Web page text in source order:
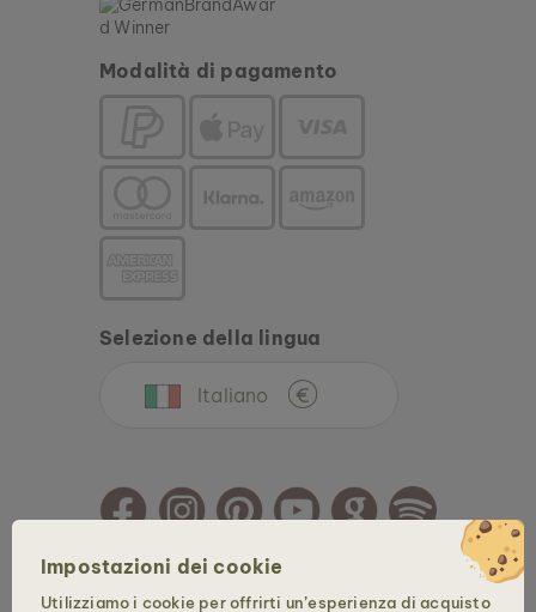
Impostazioni dei cookie
Utilizziamo i cookie per offrirti un’esperienza di acquisto
Modalità di pagamento
Selezione della lingua
Italiano €
Copyright © 2026 Holzkern - un marchio della Time for Nature GmbH. Tutti i diritti
sono riservati.